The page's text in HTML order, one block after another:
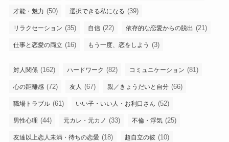
才能・魅力 (50) 選択できる私になる (39)
リラクセーション (35) 自信 (22) 依存的な恋愛からの脱出 (21)
仕事と恋愛の両立 (16) もう一度、恋をしよう (3)
対人関係 (162) ハードワーク (82) コミュニケーション (81)
心の距離感 (72) 友人 (67) 親／きょうだいと自分 (66)
職場トラブル (61) いい子・いい人・お利口さん (52)
男性心理 (44) 元カレ・元カノ (33) 不倫・浮気 (25)
友達以上恋人未満・待ちの恋愛 (18) 超自立の彼 (10)